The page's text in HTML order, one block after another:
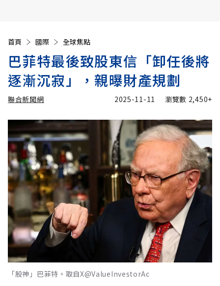
首頁 國際 全球焦點
巴菲特最後致股東信「卸任後將
逐漸沉寂」，親曝財產規劃
聯合新聞網 2025-11-11 瀏覽數 2,450+
「股神」巴菲特。取自X@ValueInvestorAc